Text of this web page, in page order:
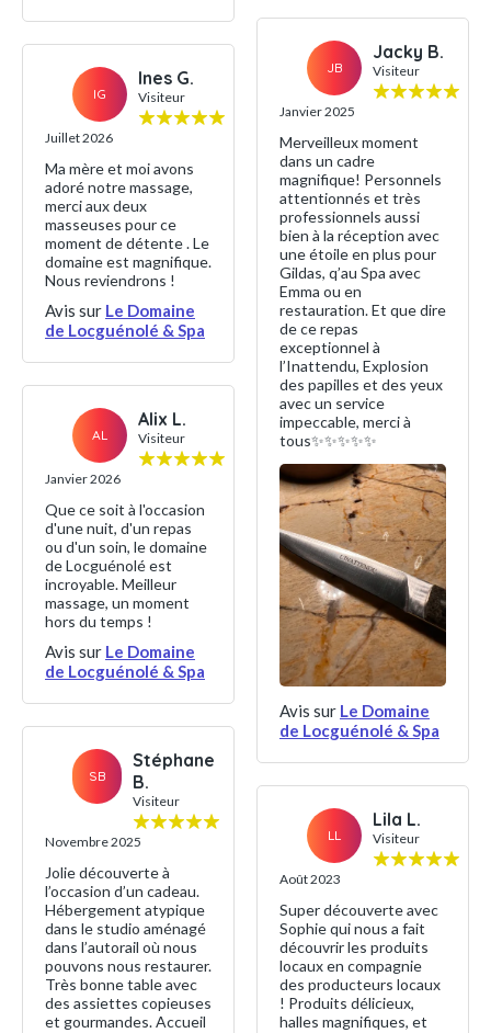
IG
Ines G.
Visiteur
Juillet 2026
Ma mère et moi avons
adoré notre massage,
merci aux deux
masseuses pour ce
moment de détente . Le
domaine est magnifique.
Nous reviendrons !
Avis sur Le Domaine
de Locguénolé & Spa
AL
Alix L.
Visiteur
Janvier 2026
Que ce soit à l'occasion
d'une nuit, d'un repas
ou d'un soin, le domaine
de Locguénolé est
incroyable. Meilleur
massage, un moment
hors du temps !
Avis sur Le Domaine
de Locguénolé & Spa
SB
Stéphane
B.
Visiteur
Novembre 2025
Jolie découverte à
l’occasion d’un cadeau.
Hébergement atypique
dans le studio aménagé
dans l’autorail où nous
pouvons nous restaurer.
Très bonne table avec
des assiettes copieuses
et gourmandes. Accueil
JB
Jacky B.
Visiteur
Janvier 2025
Merveilleux moment
dans un cadre
magnifique! Personnels
attentionnés et très
professionnels aussi
bien à la réception avec
une étoile en plus pour
Gildas, q’au Spa avec
Emma ou en
restauration. Et que dire
de ce repas
exceptionnel à
l’Inattendu, Explosion
des papilles et des yeux
avec un service
impeccable, merci à
tous✨✨✨✨✨
Avis sur Le Domaine
de Locguénolé & Spa
LL
Lila L.
Visiteur
Août 2023
Super découverte avec
Sophie qui nous a fait
découvrir les produits
locaux en compagnie
des producteurs locaux
! Produits délicieux,
halles magnifiques, et